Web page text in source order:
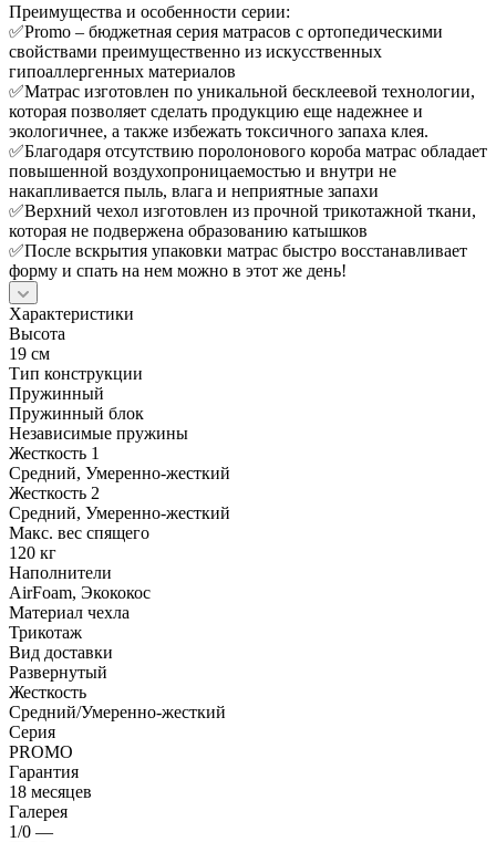
Преимущества и особенности серии:
✅Promo – бюджетная серия матрасов с ортопедическими
свойствами преимущественно из искусственных
гипоаллергенных материалов
✅Матрас изготовлен по уникальной бесклеевой технологии,
которая позволяет сделать продукцию еще надежнее и
экологичнее, а также избежать токсичного запаха клея.
✅Благодаря отсутствию поролонового короба матрас обладает
повышенной воздухопроницаемостью и внутри не
накапливается пыль, влага и неприятные запахи
✅Верхний чехол изготовлен из прочной трикотажной ткани,
которая не подвержена образованию катышков
✅После вскрытия упаковки матрас быстро восстанавливает
форму и спать на нем можно в этот же день!
Характеристики
Высота
19 см
Тип конструкции
Пружинный
Пружинный блок
Независимые пружины
Жесткость 1
Средний, Умеренно-жесткий
Жесткость 2
Средний, Умеренно-жесткий
Макс. вес спящего
120 кг
Наполнители
AirFoam, Экококос
Материал чехла
Трикотаж
Вид доставки
Развернутый
Жесткость
Средний/Умеренно-жесткий
Серия
PROMO
Гарантия
18 месяцев
Галерея
1/0 —